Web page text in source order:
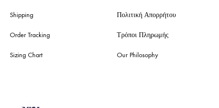
Shipping
Order Tracking
Sizing Chart
Πολιτική Απορρήτου
Τρόποι Πληρωμής
Our Philosophy